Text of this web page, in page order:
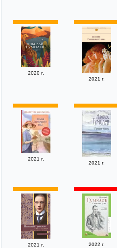
2020 г.
2021 г.
2021 г.
2021 г.
2021 г. 2022 г.